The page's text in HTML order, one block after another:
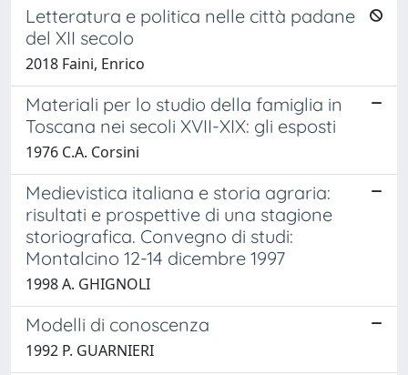
Letteratura e politica nelle città padane
del XII secolo
2018 Faini, Enrico
Materiali per lo studio della famiglia in
Toscana nei secoli XVII-XIX: gli esposti
1976 C.A. Corsini
Medievistica italiana e storia agraria:
risultati e prospettive di una stagione
storiografica. Convegno di studi:
Montalcino 12-14 dicembre 1997
1998 A. GHIGNOLI
Modelli di conoscenza
1992 P. GUARNIERI